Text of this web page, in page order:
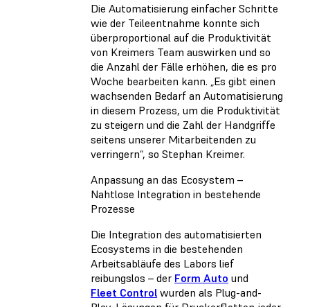
Die Automatisierung einfacher Schritte
wie der Teileentnahme konnte sich
überproportional auf die Produktivität
von Kreimers Team auswirken und so
die Anzahl der Fälle erhöhen, die es pro
Woche bearbeiten kann. „Es gibt einen
wachsenden Bedarf an Automatisierung
in diesem Prozess, um die Produktivität
zu steigern und die Zahl der Handgriffe
seitens unserer Mitarbeitenden zu
verringern“, so Stephan Kreimer.
Anpassung an das Ecosystem –
Nahtlose Integration in bestehende
Prozesse
Die Integration des automatisierten
Ecosystems in die bestehenden
Arbeitsabläufe des Labors lief
reibungslos – der Form Auto und
Fleet Control wurden als Plug-and-